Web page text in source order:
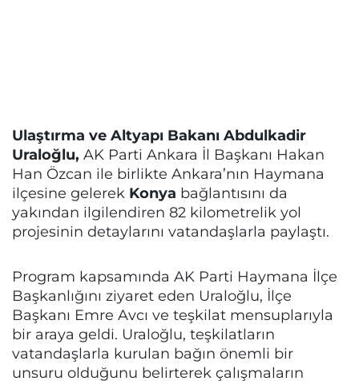
Ulaştırma ve Altyapı Bakanı Abdulkadir
Uraloğlu, AK Parti Ankara İl Başkanı Hakan
Han Özcan ile birlikte Ankara’nın Haymana
ilçesine gelerek Konya bağlantısını da
yakından ilgilendiren 82 kilometrelik yol
projesinin detaylarını vatandaşlarla paylaştı.
Program kapsamında AK Parti Haymana İlçe
Başkanlığını ziyaret eden Uraloğlu, İlçe
Başkanı Emre Avcı ve teşkilat mensuplarıyla
bir araya geldi. Uraloğlu, teşkilatların
vatandaşlarla kurulan bağın önemli bir
unsuru olduğunu belirterek çalışmaların